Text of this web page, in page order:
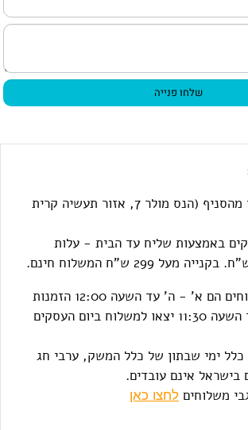
מהסניף (
הנס מולר 7, אזור תעשיה קרית
עסקים באמצעות שליח עד הבית - עלות
ימי פעילות המשלוחים הם א' - ה' עד השעה 12:00 הזמנות
אשר יבוצעו לאחר השעה 11:30 יצאו למשלוח ביום העסקים
כלל ימי שבתון של כלל המשק, ערבי חג
בישראל אינם עובדים.
משלוחים לחצו כאן